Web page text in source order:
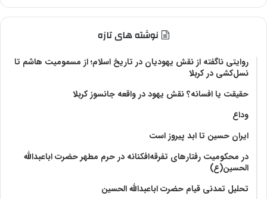
نوشته های تازه
روایتی ناگفته از نقش یهودیان در تاریخ اسلام؛ از مسمومیت هاشم تا
نسل‌کشی در کربلا
حقیقت یا افسانه؟‌ نقش یهود در واقعه جانسوز کربلا
وداع
ایران حسین تا ابد پیروز است
در محکومیت رفتارهای تفرقه‌افکنانه در حرم مطهر حضرت اباعبدالله
الحسین(ع)
تحلیل تمدنی قیام حضرت اباعبدالله الحسین